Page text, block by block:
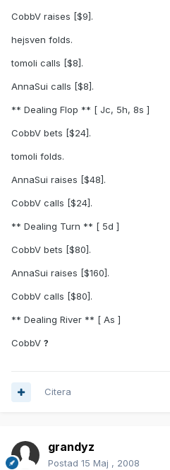
CobbV raises [$9].
hejsven folds.
tomoli calls [$8].
AnnaSui calls [$8].
** Dealing Flop ** [ Jc, 5h, 8s ]
CobbV bets [$24].
tomoli folds.
AnnaSui raises [$48].
CobbV calls [$24].
** Dealing Turn ** [ 5d ]
CobbV bets [$80].
AnnaSui raises [$160].
CobbV calls [$80].
** Dealing River ** [ As ]
CobbV ?
Citera
grandyz
Postad 15 Maj , 2008